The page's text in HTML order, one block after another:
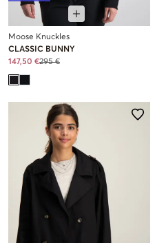
Moose Knuckles
CLASSIC BUNNY
147,50 €295 €